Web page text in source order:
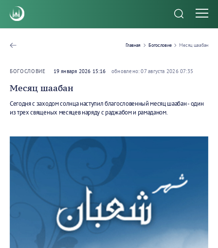
Главная Богословие Месяц шаабан
БОГОСЛОВИЕ 19 января 2026 15:16 обновлено: 07 августа 2026 07:35
Месяц шаабан
Сегодня с заходом солнца наступил благословенный месяц шаабан - один
из трех священых месяцев наряду с раджабом и рамаданом.